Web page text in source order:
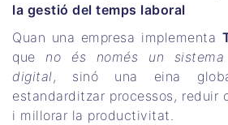
la gestió del temps laboral
Quan una empresa implementa
queno és només un
digital, sinó una eina
estandarditzar processos, reduir
i millorar la productivitat.